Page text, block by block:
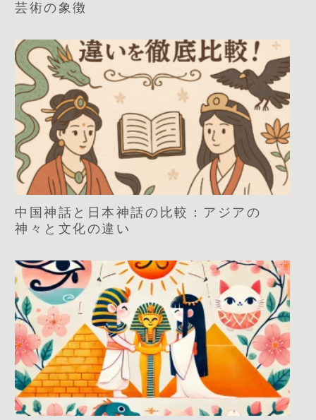
芸術の象徴
中国神話と日本神話の比較：アジアの
神々と文化の違い